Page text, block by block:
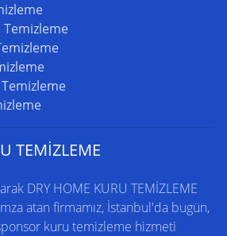
TEMİZLEME
DRY HOME KURU TEMİZLEME
atan firmamız, İstanbul'da bugün,
kuru temizleme hizmeti